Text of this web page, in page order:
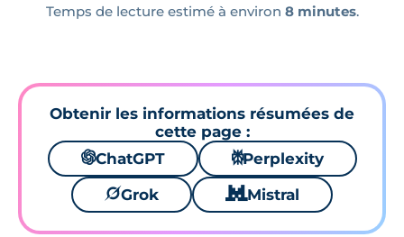
Temps de lecture estimé à environ 8 minutes.
Obtenir les informations résumées de
cette page :
🌌ChatGPT ⚙Perplexity
🪐Grok 🐱 Mistral